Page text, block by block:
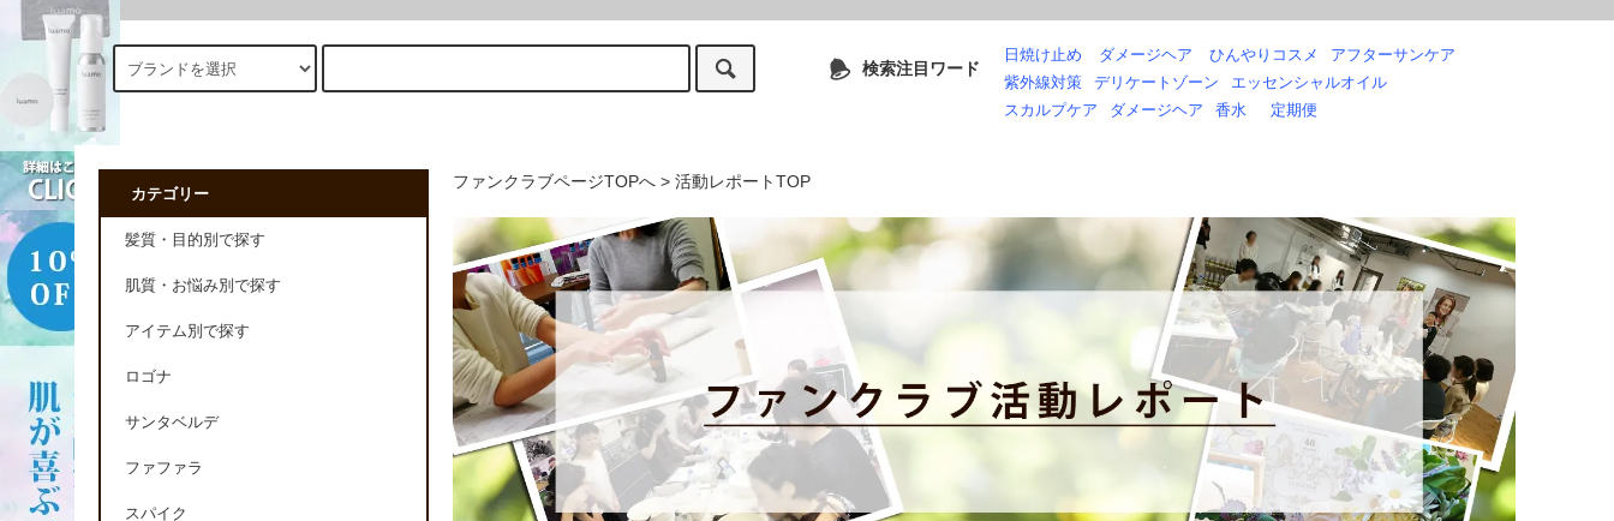
検索注目ワード
日焼け止め ダメージヘア ひんやりコスメ
アフターサンケア
紫外線対策
デリケートゾーン
エッセンシャルオイル
スカルプケア
ダメージヘア 香水 定期便
ファンクラブページTOPへ > 活動レポートTOP
カテゴリー
髪質・目的別で探す
肌質・お悩み別で探す
アイテム別で探す
ロゴナ
サンタベルデ
ファファラ
スパイク